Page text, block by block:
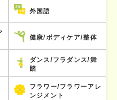
外国語
健康/ボディケア/整体
ダンス/フラダンス/舞
踏
フラワー/フラワーアレ
ンジメント